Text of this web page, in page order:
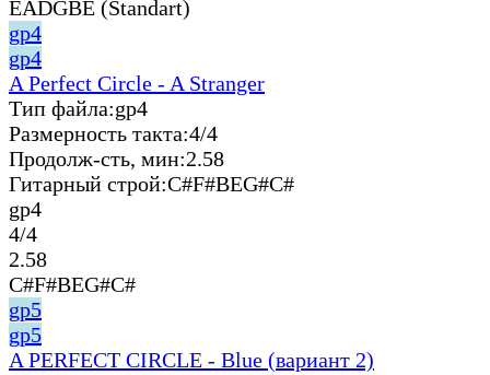
EADGBE (Standart)
gp4
gp4
A Perfect Circle - A Stranger
Тип файла:gp4
Размерность такта:4/4
Продолж-сть, мин:2.58
Гитарный строй:C#F#BEG#C#
gp4
4/4
2.58
C#F#BEG#C#
gp5
gp5
A PERFECT CIRCLE - Blue (вариант 2)